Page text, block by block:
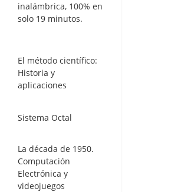
inalámbrica, 100% en
solo 19 minutos.
El método científico:
Historia y
aplicaciones
Sistema Octal
La década de 1950.
Computación
Electrónica y
videojuegos